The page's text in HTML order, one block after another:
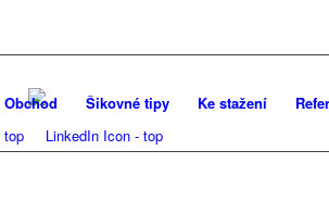
Obchod Šikovné tipy Ke stažení